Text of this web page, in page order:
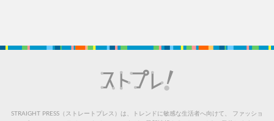
STRAIGHT PRESS（ストレートプレス）は、トレンドに敏感な生活者へ向けて、
ファッショ